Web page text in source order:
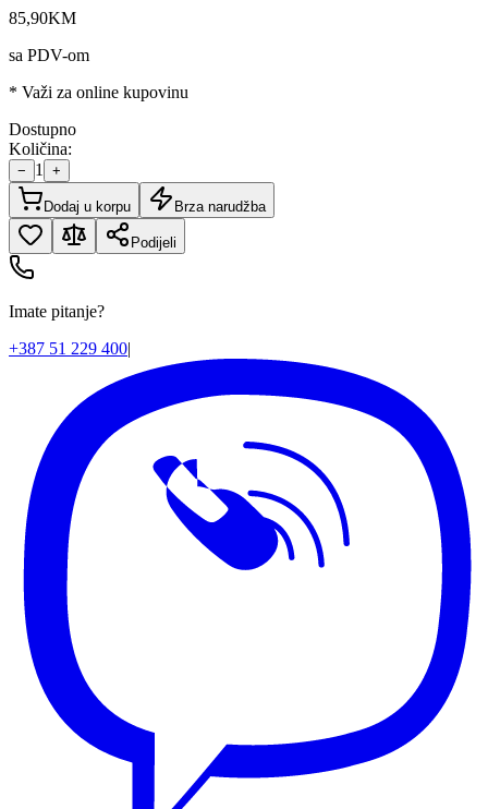
85,90KM
sa PDV-om
* Važi za online kupovinu
Dostupno
Količina:
− 1 +
Dodaj u korpu Brza narudžba
Podijeli
Imate pitanje?
+387 51 229 400|